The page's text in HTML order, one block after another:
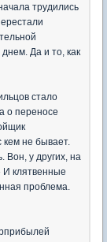
трудились
Да и то, как
стало
о переносе
кем не бывает.
Вон, у других, на
И клятвенные
проблема.